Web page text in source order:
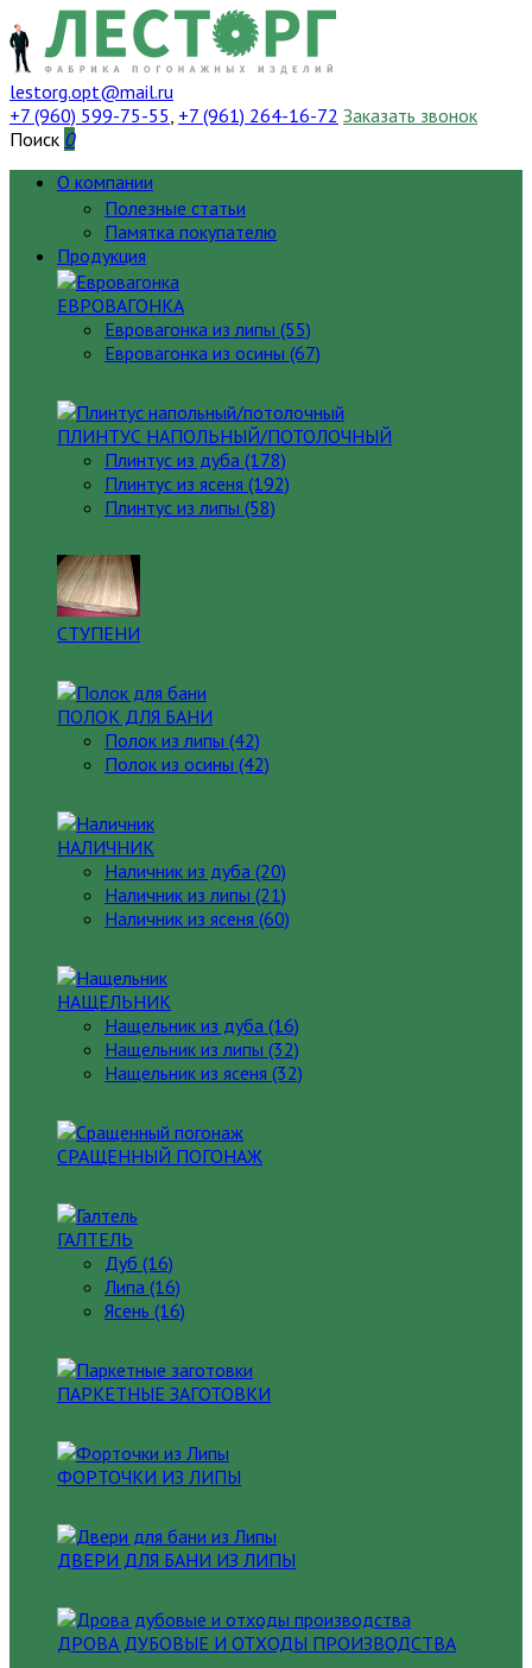
lestorg.opt@mail.ru
+7 (960) 599-75-55, +7 (961) 264-16-72 Заказать звонок
Поиск 0
О компании
Полезные статьи
Памятка покупателю
Продукция
ЕВРОВАГОНКА
Евровагонка из липы (55)
Евровагонка из осины (67)
ПЛИНТУС НАПОЛЬНЫЙ/ПОТОЛОЧНЫЙ
Плинтус из дуба (178)
Плинтус из ясеня (192)
Плинтус из липы (58)
СТУПЕНИ
ПОЛОК ДЛЯ БАНИ
Полок из липы (42)
Полок из осины (42)
НАЛИЧНИК
Наличник из дуба (20)
Наличник из липы (21)
Наличник из ясеня (60)
НАЩЕЛЬНИК
Нащельник из дуба (16)
Нащельник из липы (32)
Нащельник из ясеня (32)
СРАЩЕННЫЙ ПОГОНАЖ
ГАЛТЕЛЬ
Дуб (16)
Липа (16)
Ясень (16)
ПАРКЕТНЫЕ ЗАГОТОВКИ
ФОРТОЧКИ ИЗ ЛИПЫ
ДВЕРИ ДЛЯ БАНИ ИЗ ЛИПЫ
ДРОВА ДУБОВЫЕ И ОТХОДЫ ПРОИЗВОДСТВА